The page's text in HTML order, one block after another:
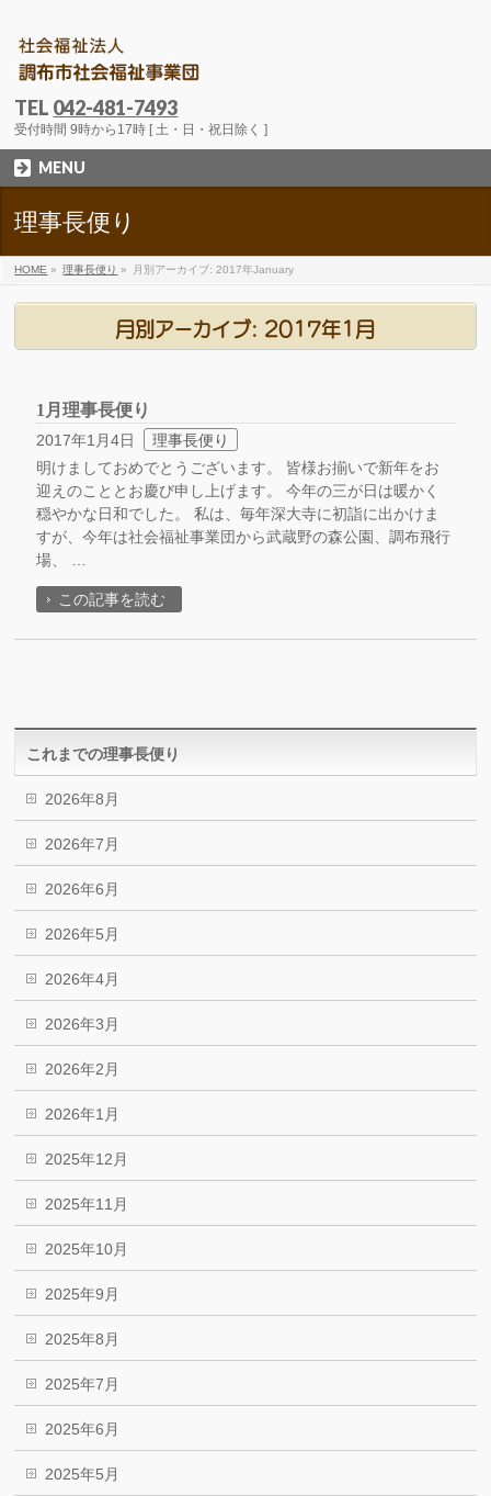
TEL 042-481-7493
受付時間 9時から17時 [ 土・日・祝日除く ]
MENU
理事長便り
HOME » 理事長便り » 月別アーカイブ: 2017年January
月別アーカイブ: 2017年1月
1月理事長便り
2017年1月4日
理事長便り
明けましておめでとうございます。 皆様お揃いで新年をお
迎えのこととお慶び申し上げます。 今年の三が日は暖かく
穏やかな日和でした。 私は、毎年深大寺に初詣に出かけま
すが、今年は社会福祉事業団から武蔵野の森公園、調布飛行
場、 …
この記事を読む
これまでの理事長便り
2026年8月
2026年7月
2026年6月
2026年5月
2026年4月
2026年3月
2026年2月
2026年1月
2025年12月
2025年11月
2025年10月
2025年9月
2025年8月
2025年7月
2025年6月
2025年5月